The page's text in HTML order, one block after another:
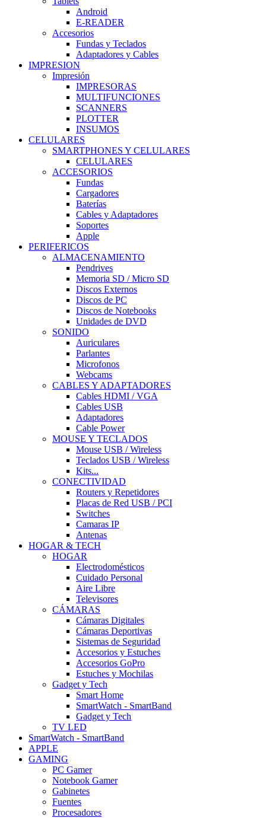
Android
E-READER
Accesorios
Fundas y Teclados
Adaptadores y Cables
IMPRESION
Impresión
IMPRESORAS
MULTIFUNCIONES
SCANNERS
PLOTTER
INSUMOS
CELULARES
SMARTPHONES Y CELULARES
CELULARES
ACCESORIOS
Fundas
Cargadores
Baterías
Cables y Adaptadores
Soportes
Apple
PERIFERICOS
ALMACENAMIENTO
Pendrives
Memoria SD / Micro SD
Discos Externos
Discos de PC
Discos de Notebooks
Unidades de DVD
SONIDO
Auriculares
Parlantes
Microfonos
Webcams
CABLES Y ADAPTADORES
Cables HDMI / VGA
Cables USB
Adaptadores
Cable Power
MOUSE Y TECLADOS
Mouse USB / Wireless
Teclados USB / Wireless
Kits...
CONECTIVIDAD
Routers y Repetidores
Placas de Red USB / PCI
Switches
Camaras IP
Antenas
HOGAR & TECH
HOGAR
Electrodomésticos
Cuidado Personal
Aire Libre
Televisores
CÁMARAS
Cámaras Digitales
Cámaras Deportivas
Sistemas de Seguridad
Accesorios y Estuches
Accesorios GoPro
Estuches y Mochilas
Gadget y Tech
Smart Home
SmartWatch - SmartBand
Gadget y Tech
TV LED
SmartWatch - SmartBand
APPLE
GAMING
PC Gamer
Notebook Gamer
Gabinetes
Fuentes
Procesadores